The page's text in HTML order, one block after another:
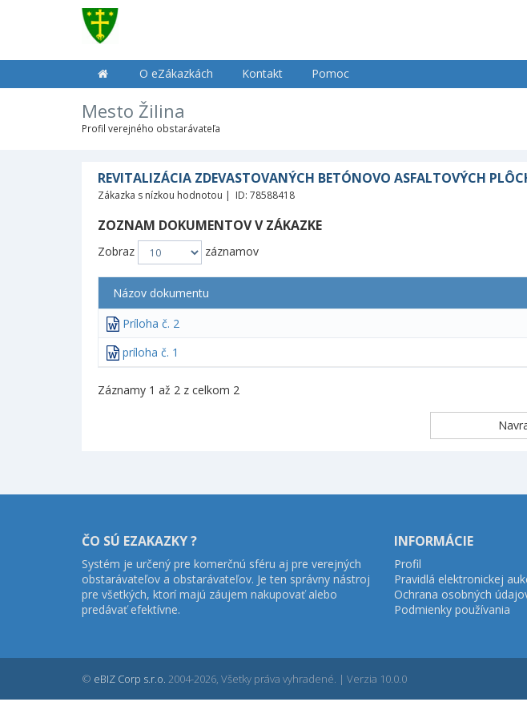
O eZákazkách Kontakt Pomoc
Mesto Žilina
Profil verejného obstarávateľa
REVITALIZÁCIA ZDEVASTOVANÝCH BETÓNOVO ASFALTOVÝCH
Zákazka s nízkou hodnotou | ID: 78588418
ZOZNAM DOKUMENTOV V ZÁKAZKE
Zobraz záznamov
Názov dokumentu
Príloha č. 2
príloha č. 1
Záznamy 1 až 2 z celkom 2
ČO SÚ EZAKAZKY ?
Systém je určený pre komerčnú sféru aj pre verejných
obstarávateľov a obstarávateľov. Je ten správny nástroj
pre všetkých, ktorí majú záujem nakupovať alebo
predávať efektívne.
INFORMÁCIE
Profil
Pravidlá elektronickej
Ochrana osobných
Podmienky používania
© eBIZ Corp s.r.o. 2004-2026, Všetky práva vyhradené. | Verzia 10.0.0